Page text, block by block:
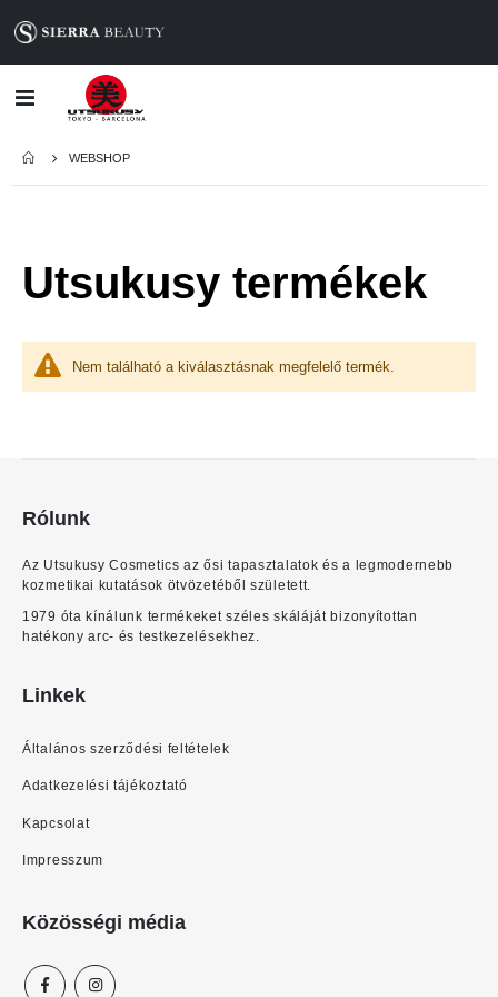
Toggle
WEBSHOP
Utsukusy termékek
Nem található a kiválasztásnak megfelelő termék.
Rólunk
Az Utsukusy Cosmetics az ősi tapasztalatok és a legmodernebb
kozmetikai kutatások ötvözetéből született.
1979 óta kínálunk termékeket széles skáláját bizonyítottan
hatékony arc- és testkezelésekhez.
Linkek
Általános szerződési feltételek
Adatkezelési tájékoztató
Kapcsolat
Impresszum
Közösségi média